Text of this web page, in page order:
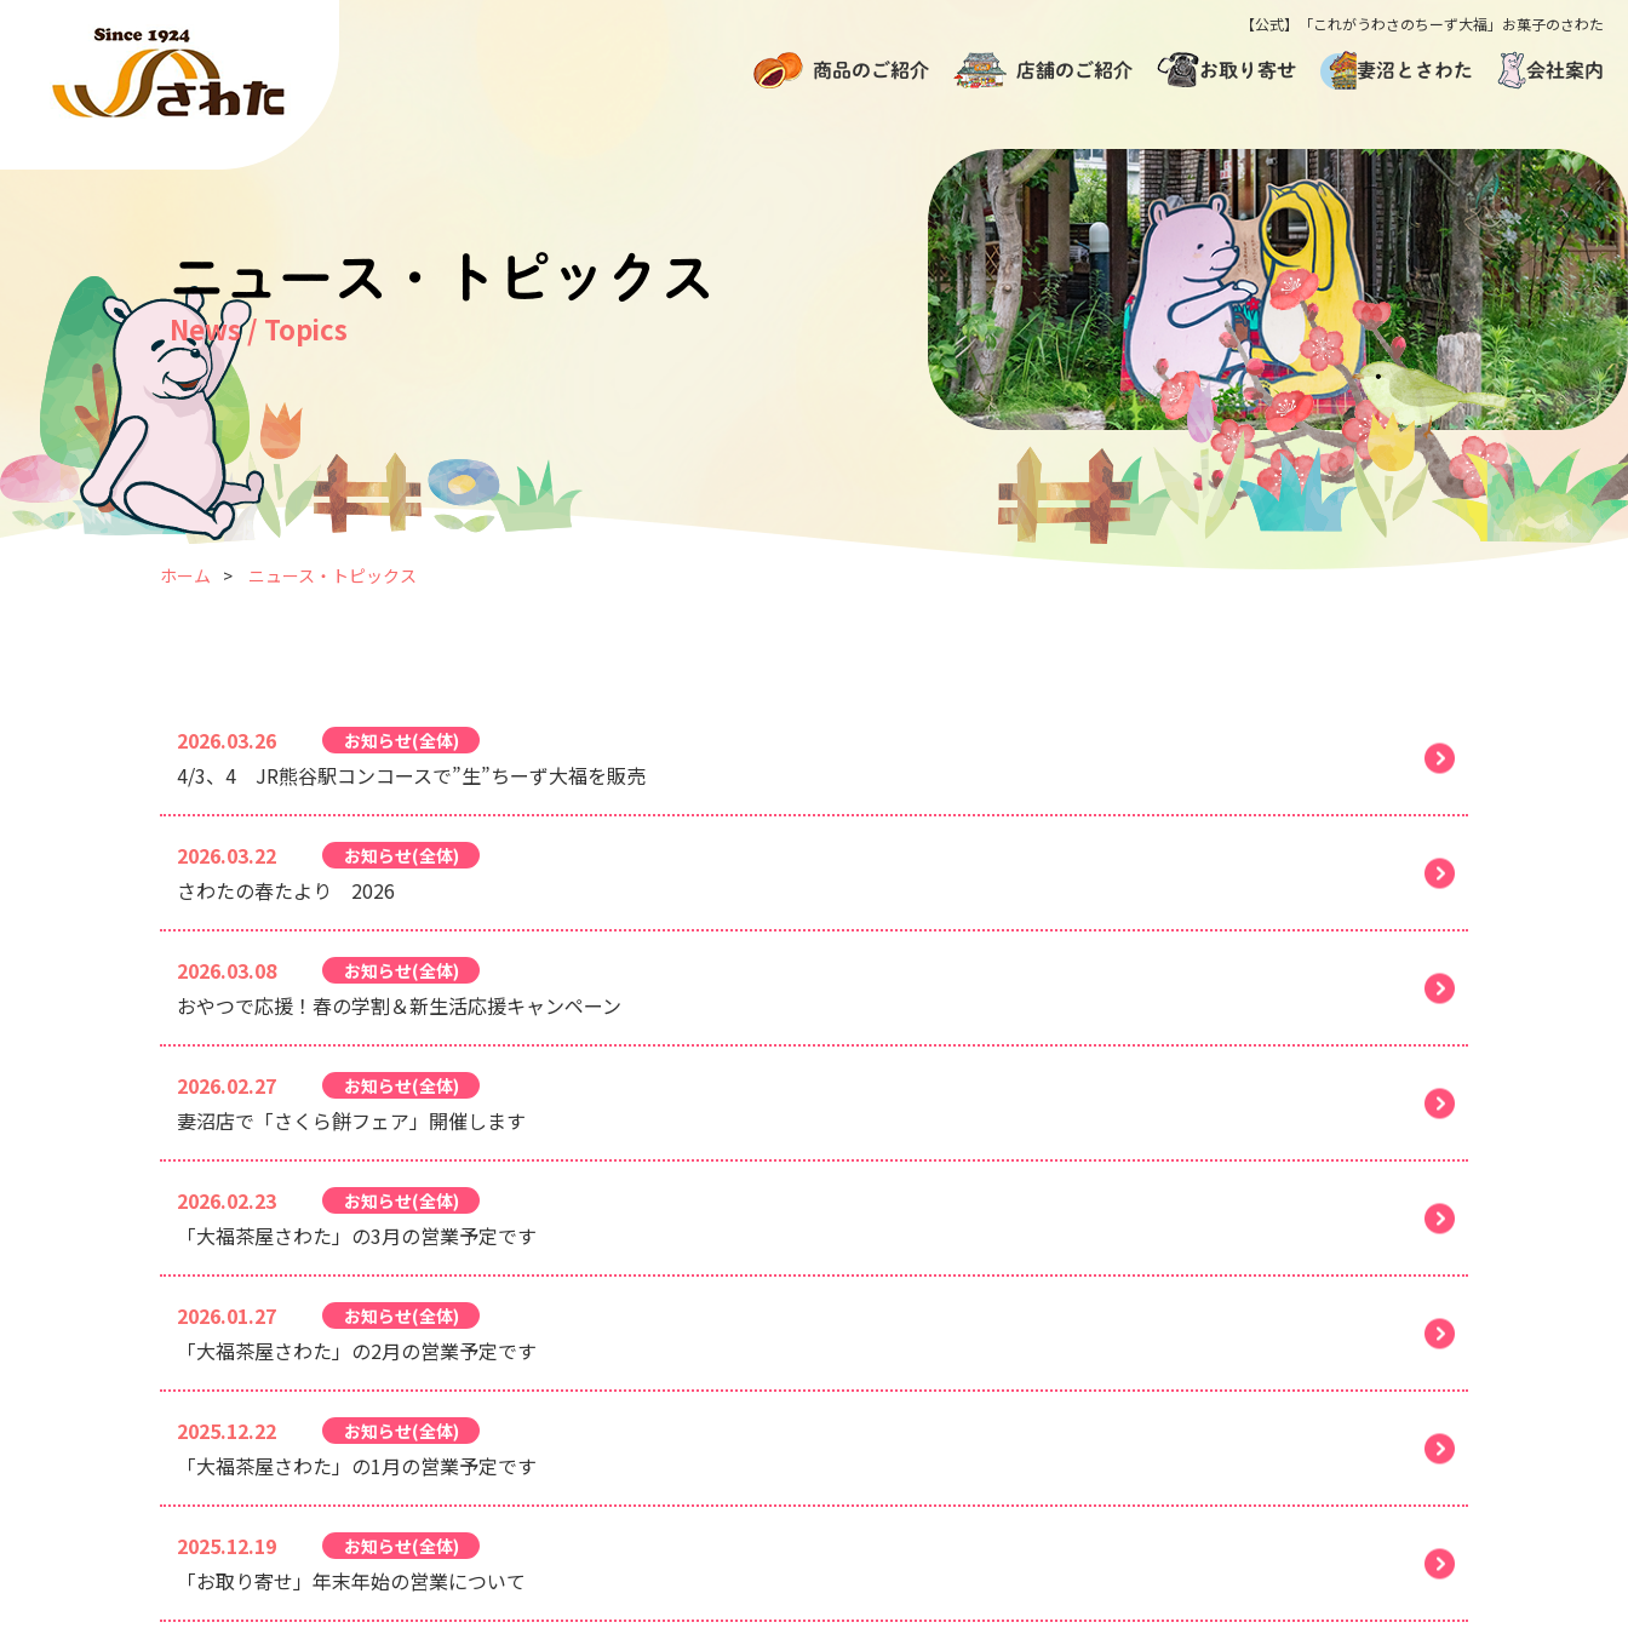
【公式】「これがうわさのちーず大福」お菓子のさわた
商品のご紹介 店舗のご紹介 お取り寄せ 妻沼とさわた 会社案内
ニュース・トピックス
ホーム ニュース・トピックス
2026.03.26 お知らせ(全体)
4/3、4 JR熊谷駅コンコースで”生”ちーず大福を販売
2026.03.22 お知らせ(全体)
さわたの春たより 2026
2026.03.08 お知らせ(全体)
おやつで応援！春の学割＆新生活応援キャンペーン
2026.02.27 お知らせ(全体)
妻沼店で「さくら餅フェア」開催します
2026.02.23 お知らせ(全体)
「大福茶屋さわた」の3月の営業予定です
2026.01.27 お知らせ(全体)
「大福茶屋さわた」の2月の営業予定です
2025.12.22 お知らせ(全体)
「大福茶屋さわた」の1月の営業予定です
2025.12.19 お知らせ(全体)
「お取り寄せ」年末年始の営業について